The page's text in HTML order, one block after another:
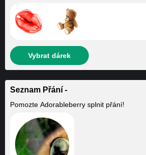
Vybrat dárek
Seznam Přání -
Pomozte Adorableberry splnit přání!